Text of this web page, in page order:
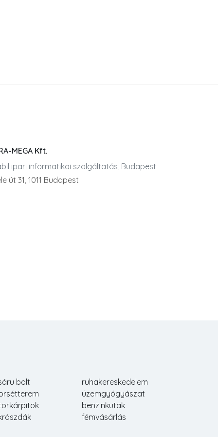
MEGA Kft.
ipari informatikai szolgáltatás, Budapest
út 31, 1011 Budapest
bolt
ruhakereskedelem
üzemgyógyászat
benzinkutak
fémvásárlás